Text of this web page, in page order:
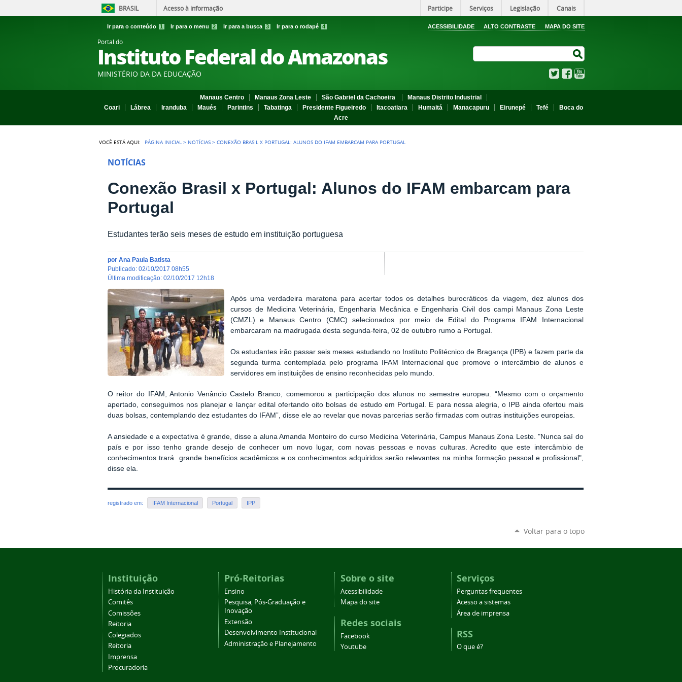
BRASIL Acesso à informação Participe Serviços Legislação Canais
Ir para o conteúdo 1 Ir para o menu 2 Ir para a busca 3 Ir para o rodapé 4 ACESSIBILIDADE ALTO CONTRASTE MAPA DO SITE
Portal do
Instituto Federal do Amazonas
MINISTÉRIO DA DA EDUCAÇÃO TwitterFacebook
Manaus Centro Manaus Zona Leste São Gabriel da Cachoeira
Manaus Distrito Industrial
Coari
Lábrea Iranduba Maués Parintins Tabatinga Presidente Figueiredo Itacoatiara Humaitá Manacapuru Eirunepé Tefé
Boca do
Acre
VOCÊ ESTÁ AQUI: PÁGINA INICIAL > NOTÍCIAS >CONEXÃO BRASIL X PORTUGAL: ALUNOS DO IFAM EMBARCAM PARA PORTUGAL
NOTÍCIAS
Conexão Brasil x Portugal: Alunos do IFAM embarcam para
Portugal
Estudantes terão seis meses de estudo em instituição portuguesa
por Ana Paula Batista
publicado: 02/10/2017 08h55
última modificação: 02/10/2017 12h18
Após uma verdadeira maratona para acertar todos os detalhes burocráticos da viagem, dez alunos dos
cursos de Medicina Veterinária, Engenharia Mecânica e Engenharia Civil dos campi Manaus Zona Leste
(CMZL) e Manaus Centro (CMC) selecionados por meio de Edital do Programa IFAM Internacional
embarcaram na madrugada desta segunda-feira, 02 de outubro rumo a Portugal.
Os estudantes irão passar seis meses estudando no Instituto Politécnico de Bragança (IPB) e fazem parte da
segunda turma contemplada pelo programa IFAM Internacional que promove o intercâmbio de alunos e
servidores em instituições de ensino reconhecidas pelo mundo.
O reitor do IFAM, Antonio Venâncio Castelo Branco, comemorou a participação dos alunos no semestre europeu. “Mesmo com o orçamento
apertado, conseguimos nos planejar e lançar edital ofertando oito bolsas de estudo em Portugal. E para nossa alegria, o IPB ainda ofertou mais
duas bolsas, contemplando dez estudantes do IFAM”, disse ele ao revelar que novas parcerias serão firmadas com outras instituições europeias.
A ansiedade e a expectativa é grande, disse a aluna Amanda Monteiro do curso Medicina Veterinária, Campus Manaus Zona Leste. "Nunca saí do
país e por isso tenho grande desejo de conhecer um novo lugar, com novas pessoas e novas culturas. Acredito que este intercâmbio de
conhecimentos trará grande benefícios acadêmicos e os conhecimentos adquiridos serão relevantes na minha formação pessoal e profissional",
disse ela.
registrado em: IFAM Internacional Portugal IPP
Voltar para o topo
Instituição
História da Instituição
Comitês
Comissões
Reitoria
Colegiados
Reitoria
Imprensa
Procuradoria
Pró-Reitorias
Ensino
Pesquisa, Pós-Graduação e
Inovação
Extensão
Desenvolvimento Institucional
Administração e Planejamento
Sobre o site
Acessibilidade
Mapa do site
Redes sociais
Facebook
Youtube
Serviços
Perguntas frequentes
Acesso a sistemas
Área de imprensa
RSS
O que é?